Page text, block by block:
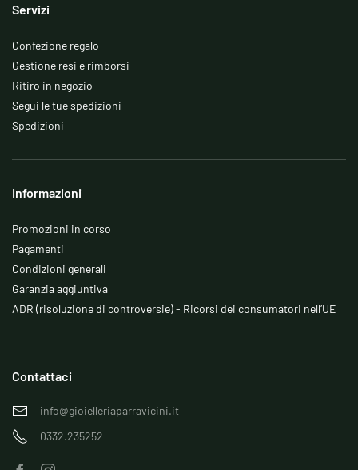
Servizi
Confezione regalo
Gestione resi e rimborsi
Ritiro in negozio
Segui le tue spedizioni
Spedizioni
Informazioni
Promozioni in corso
Pagamenti
Condizioni generali
Garanzia aggiuntiva
ADR (risoluzione di controversie) - Ricorsi dei consumatori nell’UE
Contattaci
info@gioielleriaparravicini.it
0332.235252